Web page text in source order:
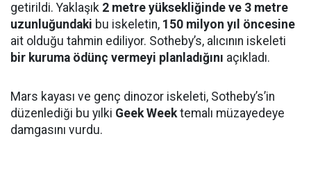
getirildi. Yaklaşık 2 metre yüksekliğinde ve 3 metre
uzunluğundaki bu iskeletin, 150 milyon yıl öncesine
ait olduğu tahmin ediliyor. Sotheby’s, alıcının iskeleti
bir kuruma ödünç vermeyi planladığını açıkladı.
Mars kayası ve genç dinozor iskeleti, Sotheby’s’in
düzenlediği bu yılki Geek Weektemalı müzayedeye
damgasını vurdu.